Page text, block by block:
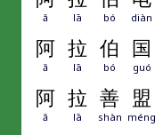
ā lā bó diàn
阿 拉 伯 国
ā lā bó guó
阿 拉 善 盟
ā lā shàn méng